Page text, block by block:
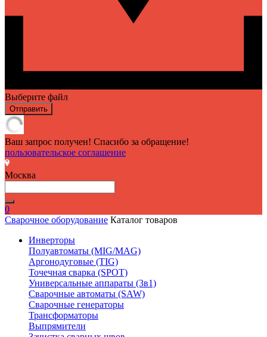
Выберите файл
Отправить
Ваш запрос получен! Спасибо за обращение!
пользовательское соглашение
Москва
0
Сварочное оборудование Каталог товаров
Инверторы
Полуавтоматы (MIG/MAG)
Аргонодуговые (TIG)
Точечная сварка (SPOT)
Универсальные аппараты (3в1)
Сварочные автоматы (SAW)
Сварочные генераторы
Трансформаторы
Выпрямители